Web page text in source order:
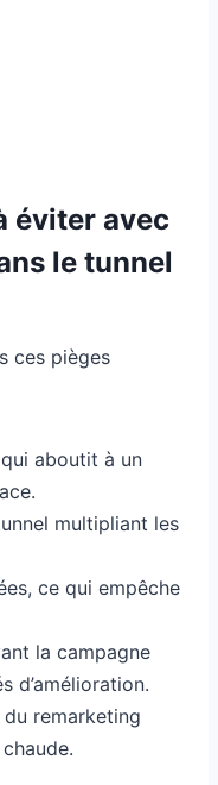
éviter avec
le tunnel
ces pièges
aboutit à un
multipliant les
ce qui empêche
la campagne
d’amélioration.
remarketing